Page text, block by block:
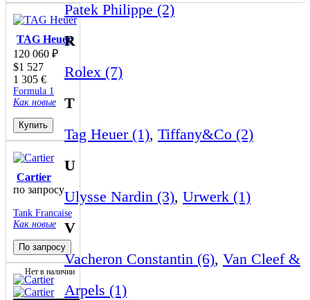
Patek Philippe (2)
R
Rolex (7)
T
Tag Heuer (1), Tiffany&Co (2)
U
Ulysse Nardin (3), Urwerk (1)
V
Vacheron Constantin (6), Van Cleef &
Arpels (1)
TAG Heuer
120 060 ₽
$1 527
1 305 €
Formula 1
Как новые
Купить
Cartier
по запросу
Tank Francaise
Как новые
По запросу
Нет в наличии